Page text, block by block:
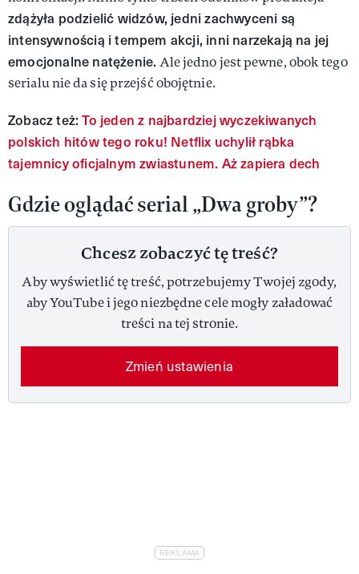
zdążyła podzielić widzów, jedni zachwyceni są
intensywnością i tempem akcji, inni narzekają na jej
emocjonalne natężenie. Ale jedno jest pewne, obok tego
serialu nie da się przejść obojętnie.
Zobacz też:To jeden z najbardziej wyczekiwanych
polskich hitów tego roku! Netflix uchylił rąbka
tajemnicy oficjalnym zwiastunem. Aż zapiera dech
Gdzie oglądać serial „Dwa groby”?
Chcesz zobaczyć tę treść?
Aby wyświetlić tę treść, potrzebujemy Twojej zgody,
aby YouTube i jego niezbędne cele mogły załadować
treści na tej stronie.
Zmień ustawienia